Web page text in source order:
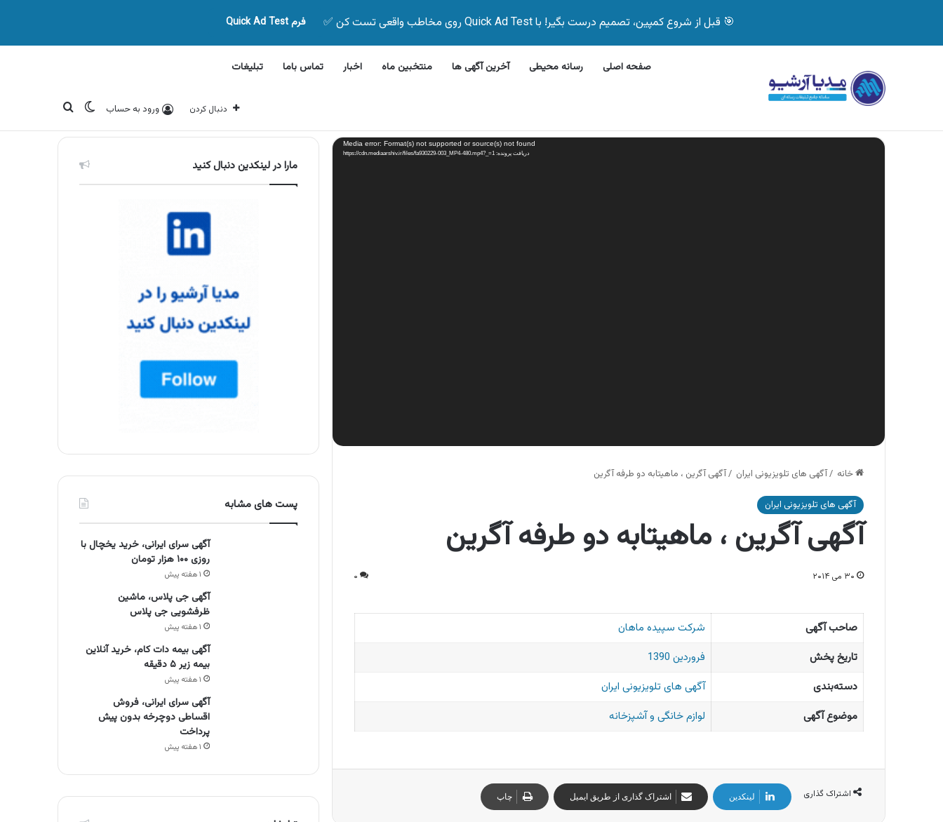
🎯 قبل از شروع کمپین، تصمیم درست بگیر! با Quick Ad Test روی مخاطب واقعی تست کن ✅ فرم Quick Ad Test
صفحه اصلی رسانه محیطی آخرین آگهی ها منتخبین ماه اخبار تماس باما تبلیغات
دنبال کردن ورود به حساب تغییر پوسته
جستجو برای پنج‌شنبه, 6 آگوست 2026 آگهی های تازه
نمایشگر
ویدیو Media error: Format(s) not supported or source(s) not found
دریافت پرونده: https://cdn.mediaarshiv.ir/files/fa930229-003_MP4-480.mp4?_=1
خانه /آگهی های تلویزیونی ایران /آگهی آگرین ، ماهیتابه دو طرفه آگرین
آگهی های تلویزیونی ایران
آگهی آگرین ، ماهیتابه دو طرفه آگرین
۳۰ می ۲۰۱۴ ۰
صاحب آگهی
شرکت سپیده ماهان
تاریخ پخش
فروردین 1390
دسته‌بندی
آگهی های تلویزیونی ایران
موضوع آگهی
لوازم خانگی و آشپزخانه
اشتراک گذاری لینکدین اشتراک گذاری از طریق ایمیل چاپ
مارا در لینکدین دنبال کنید
پست های مشابه
آگهی سرای ایرانی، خرید یخچال با
روزی ۱۰۰ هزار تومان
۱ هفته پیش
آگهی جی پلاس، ماشین
ظرفشویی جی پلاس
۱ هفته پیش
آگهی بیمه دات کام، خرید آنلاین
بیمه زیر ۵ دقیقه
۱ هفته پیش
آگهی سرای ایرانی، فروش
اقساطی دوچرخه بدون پیش
پرداخت
۱ هفته پیش